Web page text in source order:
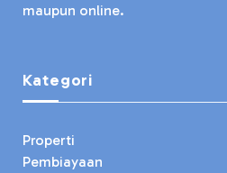
maupun online.
Kategori
Properti
Pembiayaan